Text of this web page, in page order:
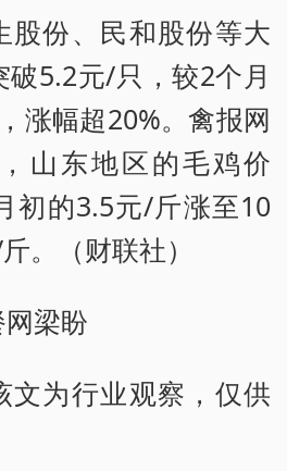
股份、民和股份等大
破5.2元/只，较2个月
涨幅超20%。禽报网
山东地区的毛鸡价
初的3.5元/斤涨至10
。（财联社）
梁盼
文为行业观察，仅供